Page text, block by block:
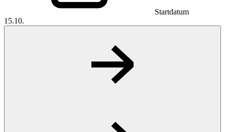
Startdatum
15.10.